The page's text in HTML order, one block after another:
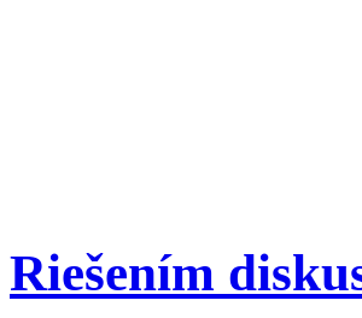
Riešením